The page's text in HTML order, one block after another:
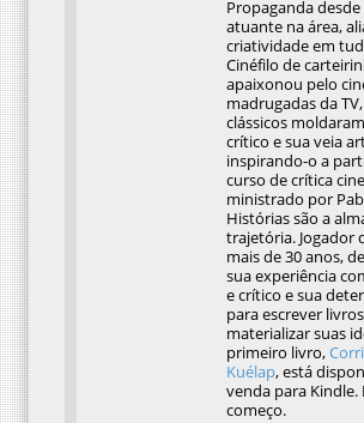
Propaganda desde
atuante na área,
criatividade em
Cinéfilo de
apaixonou pelo
madrugadas da
clássicos
crítico e sua veia
inspirando-o a
curso de crítica
ministrado por
Histórias são a
trajetória. Jogador
mais de 30 anos,
sua experiência
e crítico e sua
para escrever
materializar suas
primeiro livro,
Kuélap, está
venda para Kindle.
começo.